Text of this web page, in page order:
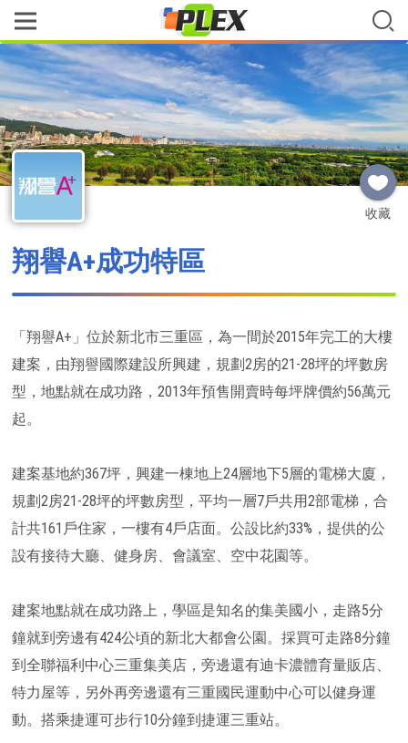
收藏
翔譽A+成功特區
「翔譽A+」位於新北市三重區，為一間於2015年完工的大樓
建案，由翔譽國際建設所興建，規劃2房的21-28坪的坪數房
型，地點就在成功路，2013年預售開賣時每坪牌價約56萬元
起。
建案基地約367坪，興建一棟地上24層地下5層的電梯大廈，
規劃2房21-28坪的坪數房型，平均一層7戶共用2部電梯，合
計共161戶住家，一樓有4戶店面。公設比約33%，提供的公
設有接待大廳、健身房、會議室、空中花園等。
建案地點就在成功路上，學區是知名的集美國小，走路5分
鐘就到旁邊有424公頃的新北大都會公園。採買可走路8分鐘
到全聯福利中心三重集美店，旁邊還有迪卡濃體育量販店、
特力屋等，另外再旁邊還有三重國民運動中心可以健身運
動。搭乘捷運可步行10分鐘到捷運三重站。